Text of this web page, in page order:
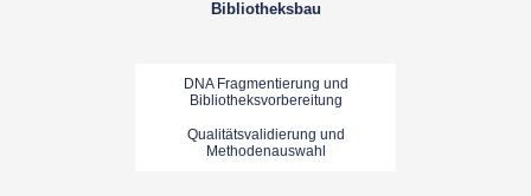
Bibliotheksbau
DNA Fragmentierung und
Bibliotheksvorbereitung
Qualitätsvalidierung und
Methodenauswahl